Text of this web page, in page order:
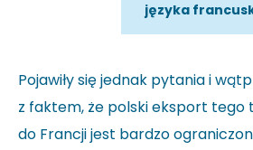
języka
Pojawiły się jednak pytania i
z faktem, że polski eksport
do Francji jest bardzo